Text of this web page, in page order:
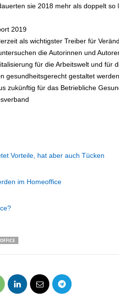
sie 2018 mehr als doppelt
2019
als wichtigster Treiber für
die Autorinnen und
für die Arbeitswelt und für
gesundheitsgerecht gestaltet
zukünftig für das Betriebliche
Vorteile, hat aber auch Tücken
im Homeoffice